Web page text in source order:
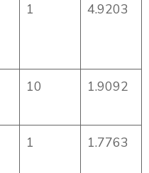
1 4.9203
10 1.9092
1 1.7763